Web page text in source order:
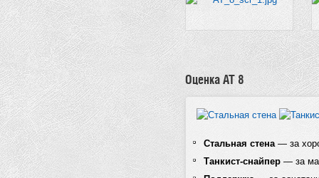
Оценка AT 8
Стальная стена — за
Танкист-снайпер — за